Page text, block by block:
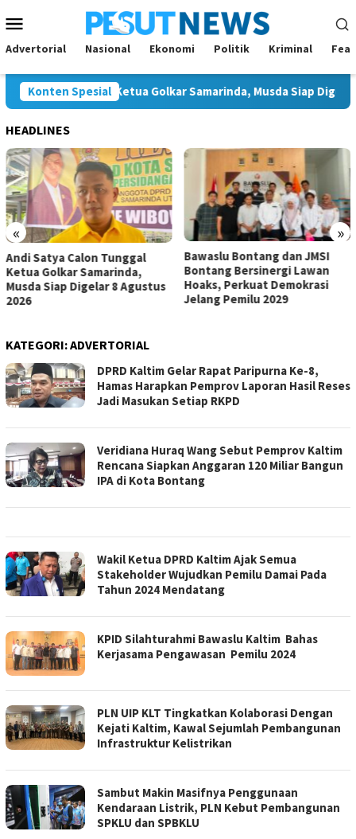
ke
kontenMobile
Advertorial Nasional Ekonomi Politik Kriminal
Konten Spesial
Tunggal Ketua Golkar Samarinda, Musda Siap Digelar 8
HEADLINES
« »
Bawaslu Bontang dan JMSI
Bontang Bersinergi Lawan
Hoaks, Perkuat Demokrasi
Jelang Pemilu 2029
Komisi IV Tunggu Hasil
Investigasi Satgas soal
Dugaan Pelanggaran SPMB
KATEGORI:ADVERTORIAL
DPRD Kaltim Gelar Rapat Paripurna Ke-8,
Hamas Harapkan Pemprov Laporan Hasil Reses
Jadi Masukan Setiap RKPD
Veridiana Huraq Wang Sebut Pemprov Kaltim
Rencana Siapkan Anggaran 120 Miliar Bangun
IPA di Kota Bontang
Wakil Ketua DPRD Kaltim Ajak Semua
Stakeholder Wujudkan Pemilu Damai Pada
Tahun 2024 Mendatang
KPID Silahturahmi Bawaslu Kaltim Bahas
Kerjasama Pengawasan Pemilu 2024
PLN UIP KLT Tingkatkan Kolaborasi Dengan
Kejati Kaltim, Kawal Sejumlah Pembangunan
Infrastruktur Kelistrikan
Sambut Makin Masifnya Penggunaan
Kendaraan Listrik, PLN Kebut Pembangunan
SPKLU dan SPBKLU